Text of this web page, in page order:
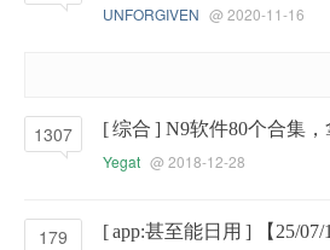
UNFORGIVEN @ 2020-11-16
1307 [综合 ] N9软件80个合集
Yegat @ 2018-12-28
179 [app:甚至能日用 ]
【25/